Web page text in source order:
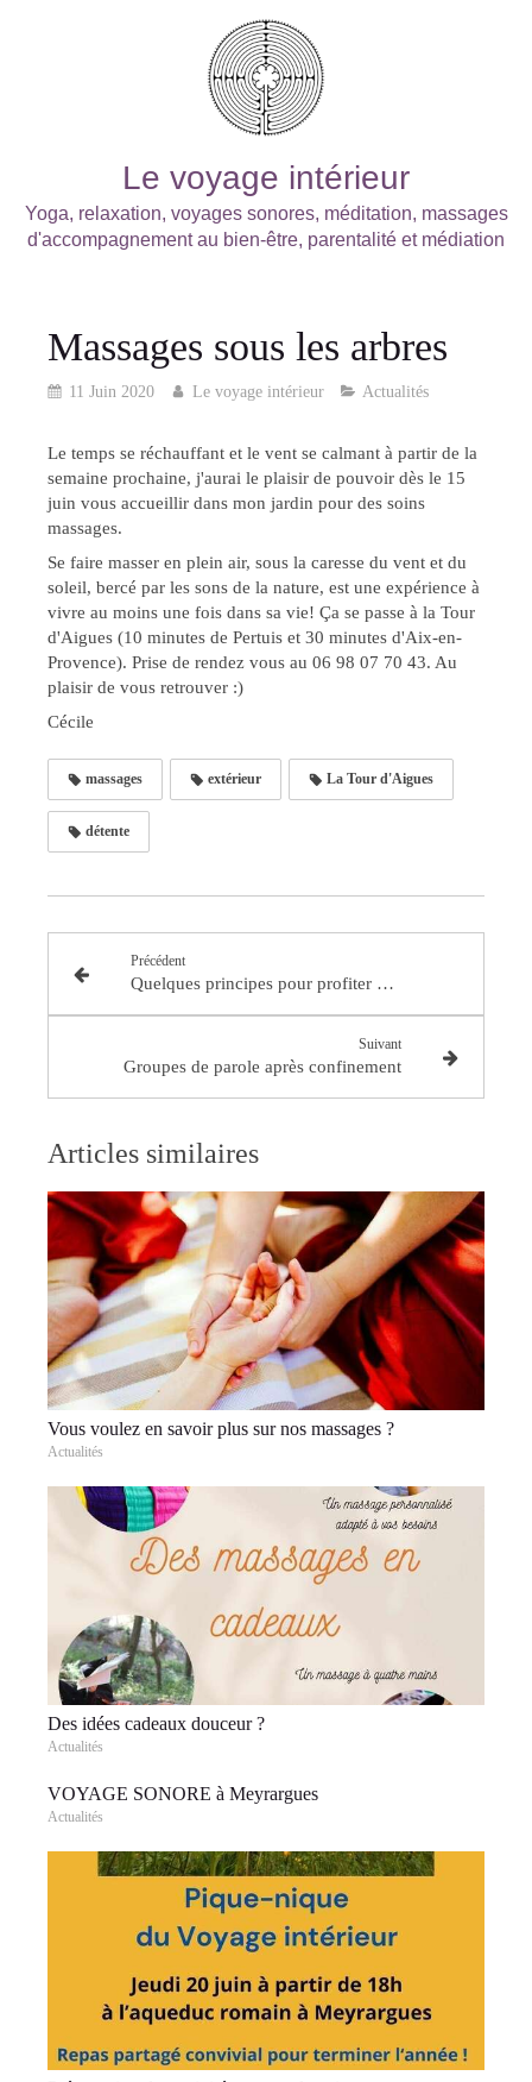
Le voyage intérieur
Yoga, relaxation, voyages sonores, méditation, massages
d'accompagnement au bien-être, parentalité et médiation
Massages sous les arbres
11 Juin 2020 Le voyage intérieur Actualités
Le temps se réchauffant et le vent se calmant à partir de la
semaine prochaine, j'aurai le plaisir de pouvoir dès le 15
juin vous accueillir dans mon jardin pour des soins
massages.
Se faire masser en plein air, sous la caresse du vent et du
soleil, bercé par les sons de la nature, est une expérience à
vivre au moins une fois dans sa vie! Ça se passe à la Tour
d'Aigues (10 minutes de Pertuis et 30 minutes d'Aix-en-
Provence). Prise de rendez vous au 06 98 07 70 43. Au
plaisir de vous retrouver :)
Cécile
massages extérieur La Tour d'Aigues
détente
Précédent
Quelques principes pour profiter pleinement des séances de yoga
Suivant
Groupes de parole après confinement
Articles similaires
Vous voulez en savoir plus sur nos massages ?
Actualités
Des idées cadeaux douceur ?
Actualités
VOYAGE SONORE à Meyrargues
Actualités